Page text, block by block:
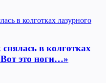
в колготках
это ноги…»